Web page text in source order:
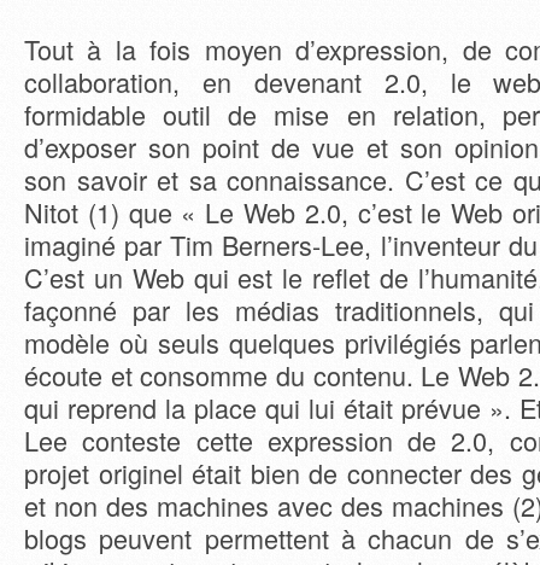
Tout à la fois moyen d’expression, de
collaboration, en devenant 2.0, le
formidable outil de mise en relation,
d’exposer son point de vue et son
son savoir et sa connaissance. C’est ce
Nitot (1) que « Le Web 2.0, c’est le Web
imaginé par Tim Berners-Lee, l’inventeur
C’est un Web qui est le reflet de
façonné par les médias traditionnels,
modèle où seuls quelques privilégiés
écoute et consomme du contenu. Le Web
qui reprend la place qui lui était prévue ».
Lee conteste cette expression de 2.0,
projet originel était bien de connecter des
et non des machines avec des machines
blogs peuvent permettent à chacun de